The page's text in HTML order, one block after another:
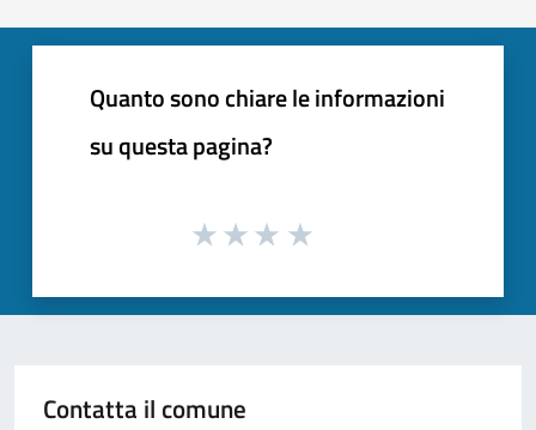
Quanto sono chiare le informazioni
su questa pagina?
Contatta il comune